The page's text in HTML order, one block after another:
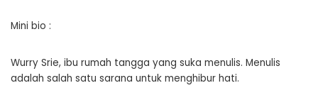
Mini bio :
Wurry Srie, ibu rumah tangga yang suka menulis. Menulis
adalah salah satu sarana untuk menghibur hati.